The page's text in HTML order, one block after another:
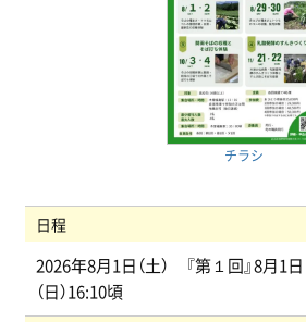
チラシ
日程
2026年8月1日（土） 『第１回』8月1日
（日）16:10頃